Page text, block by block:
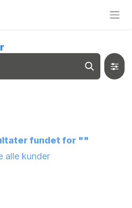
fundet for ""
alle kunder